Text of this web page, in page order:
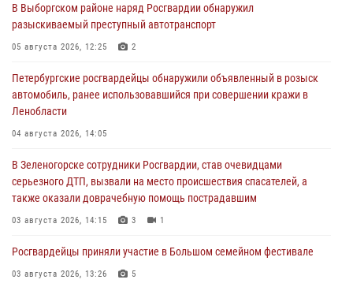
В Выборгском районе наряд Росгвардии обнаружил
разыскиваемый преступный автотранспорт
05 августа 2026, 12:25 2
Петербургские росгвардейцы обнаружили объявленный в розыск
автомобиль, ранее использовавшийся при совершении кражи в
Ленобласти
04 августа 2026, 14:05
В Зеленогорске сотрудники Росгвардии, став очевидцами
серьезного ДТП, вызвали на место происшествия спасателей, а
также оказали доврачебную помощь пострадавшим
03 августа 2026, 14:15 3 1
Росгвардейцы приняли участие в Большом семейном фестивале
03 августа 2026, 13:26 5